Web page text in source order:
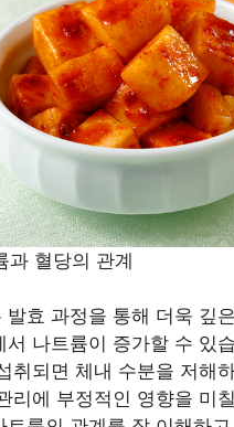
과 혈당의 관계
발효 과정을 통해 더욱 깊
서 나트륨이 증가할 수 있
취되면 체내 수분을 저해
리에 부정적인 영향을 미